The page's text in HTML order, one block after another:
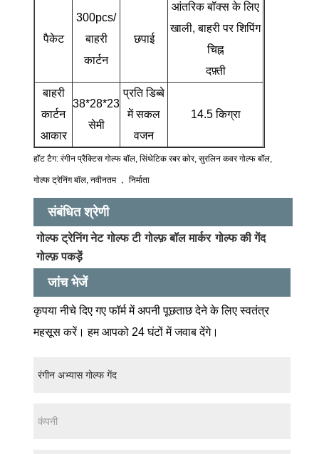
पैकेट
300pcs/
बाहरी
कार्टन
छपाई
आंतरिक बॉक्स के लिए
खाली, बाहरी पर शिपिंग
चिह्न
दफ़्ती
बाहरी
कार्टन
आकार
38*28*23
सेमी
प्रति डिब्बे
में सकल
वजन
14.5 किग्रा
हॉट टैग: रंगीन प्रैक्टिस गोल्फ बॉल, सिंथेटिक रबर कोर, सुरलिन कवर गोल्फ बॉल,
गोल्फ ट्रेनिंग बॉल, नवीनतम ， निर्माता
संबंधित श्रेणी
गोल्फ ट्रेनिंग नेट गोल्फ टी गोल्फ़ बॉल मार्कर गोल्फ की गेंद
गोल्फ़ पकड़ें
जांच भेजें
कृपया नीचे दिए गए फॉर्म में अपनी पूछताछ देने के लिए स्वतंत्र
महसूस करें। हम आपको 24 घंटों में जवाब देंगे।